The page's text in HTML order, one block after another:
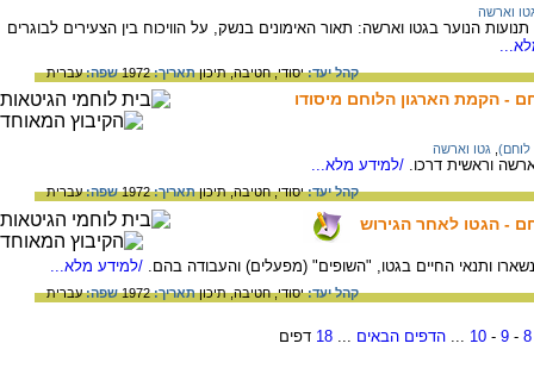
וארשה
הנוער בגטו וארשה: תאור האימונים בנשק, על הוויכוח בין הצעירים לבוגרים
קהל יעד:יסודי,חטיבה,תיכוןתאריך:1972 שפה:עברית
- הקמת הארגון הלוחם מיסודו
לוחם) גטו וארשה
וראשית דרכו. /למידע מלא...
קהל יעד:יסודי,חטיבה,תיכוןתאריך:1972 שפה:עברית
- הגטו לאחר הגירוש
ותנאי החיים בגטו, "השופים" (מפעלים) והעבודה בהם. /למידע מלא...
קהל יעד:יסודי,חטיבה,תיכוןתאריך:1972 שפה:עברית
8
-
9
-
10
...הדפים הבאים ...
18 דפים